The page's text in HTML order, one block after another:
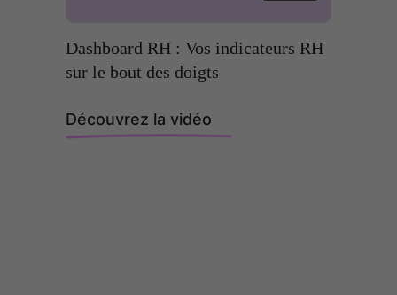
Dashboard RH : Vos indicateurs RH
sur le bout des doigts
Découvrez la vidéo